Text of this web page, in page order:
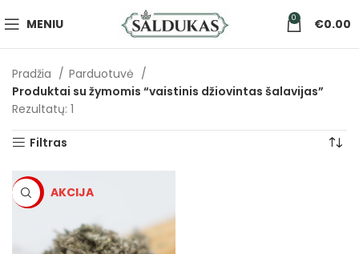
MENIU 0 €0.00
Pradžia
Parduotuvė
Produktai su žymomis “vaistinis džiovintas šalavijas”
Rezultatų: 1
Filtras
-5%